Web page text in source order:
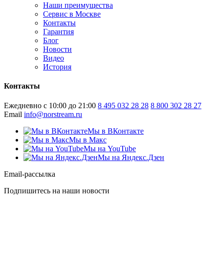
Наши преимущества
Сервис в Москве
Контакты
Гарантия
Блог
Новости
Видео
История
Контакты
Ежедневно с 10:00 до 21:00 8 495 032 28 28 8 800 302 28 27
Email info@norstream.ru
Мы в ВКонтакте
Мы в Макс
Мы на YouTube
Мы на Яндекс.Дзен
Email-рассылка
Подпишитесь на наши новости